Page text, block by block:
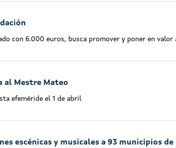
con 6.000 euros, busca promover y poner en
al Mestre Mateo
efeméride el 1 de abril
escénicas y musicales a 93 municipios